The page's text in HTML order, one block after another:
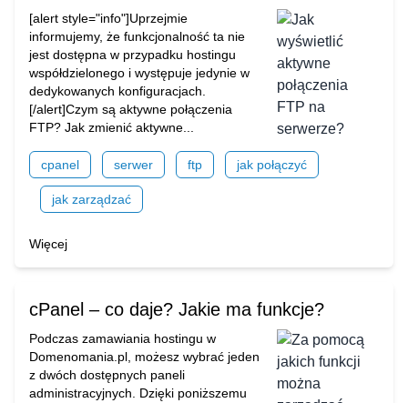
[alert style="info"]Uprzejmie
informujemy, że funkcjonalność ta nie
jest dostępna w przypadku hostingu
współdzielonego i występuje jedynie w
dedykowanych konfiguracjach.
[/alert]Czym są aktywne połączenia
FTP? Jak zmienić aktywne...
cpanel serwer ftp jak połączyć
jak zarządzać
Więcej
cPanel – co daje? Jakie ma funkcje?
Podczas zamawiania hostingu w
Domenomania.pl, możesz wybrać jeden
z dwóch dostępnych paneli
administracyjnych. Dzięki poniższemu